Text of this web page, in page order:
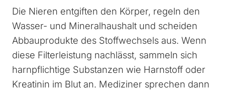
Die Nieren entgiften den Körper, regeln den
Wasser- und Mineralhaushalt und scheiden
Abbauprodukte des Stoffwechsels aus. Wenn
diese Filterleistung nachlässt, sammeln sich
harnpflichtige Substanzen wie Harnstoff oder
Kreatinin im Blut an. Mediziner sprechen dann